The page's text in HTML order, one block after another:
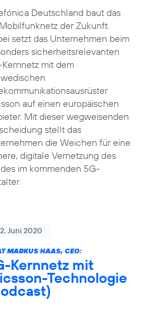
Deutschland baut das
der Zukunft.
setzt das Unternehmen beim
sicherheitsrelevanten
mit dem
auf einen europäischen
Mit dieser wegweisenden
stellt das
die Weichen für eine
digitale Vernetzung des
im kommenden 5G-
Juni 2020
MARKUS HAAS, CEO:
Kernnetz mit
Technologie